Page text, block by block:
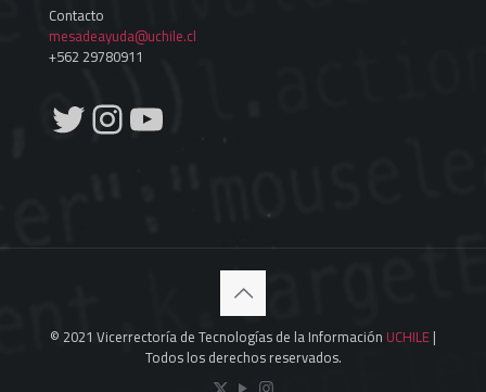
Contacto
mesadeayuda@uchile.cl
+562 29780911
Twitter
Instagram
YouTube
© 2021 Vicerrectoría de Tecnologías de la Información UCHILE|
Todos los derechos reservados.